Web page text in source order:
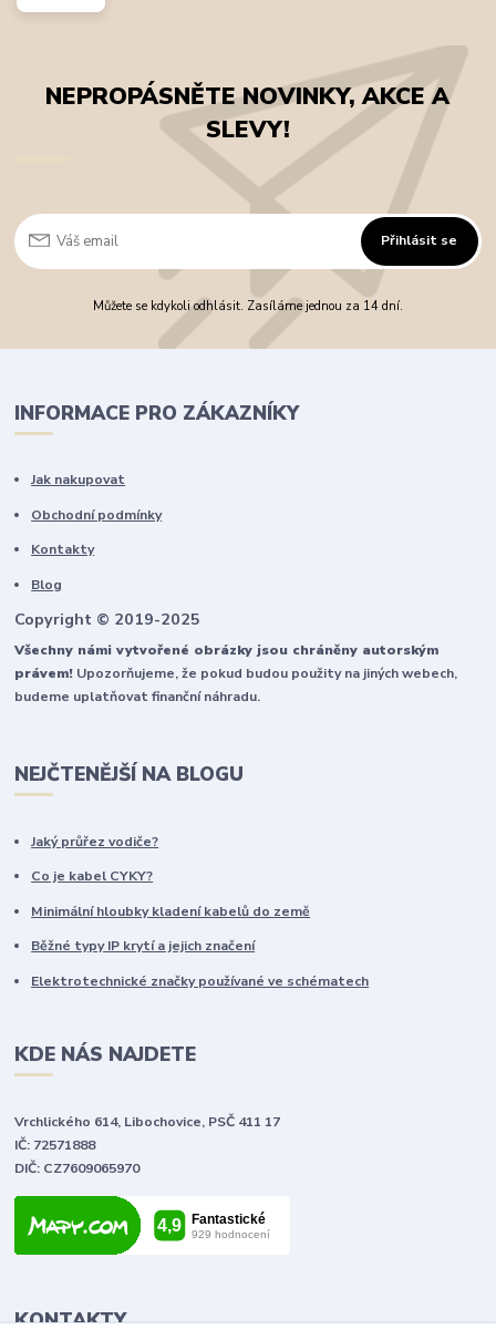
NEPROPÁSNĚTE NOVINKY, AKCE A
SLEVY!
Přihlásit se
Můžete se kdykoli odhlásit. Zasíláme jednou za 14 dní.
INFORMACE PRO ZÁKAZNÍKY
Jak nakupovat
Obchodní podmínky
Kontakty
Blog
Copyright © 2019-2025
Všechny námi vytvořené obrázky jsou chráněny autorským
právem! Upozorňujeme, že pokud budou použity na jiných webech,
budeme uplatňovat finanční náhradu.
NEJČTENĚJŠÍ NA BLOGU
Jaký průřez vodiče?
Co je kabel CYKY?
Minimální hloubky kladení kabelů do země
Běžné typy IP krytí a jejich značení
Elektrotechnické značky používané ve schématech
KDE NÁS NAJDETE
Vrchlického 614, Libochovice, PSČ 411 17
IČ: 72571888
DIČ: CZ7609065970
KONTAKTY